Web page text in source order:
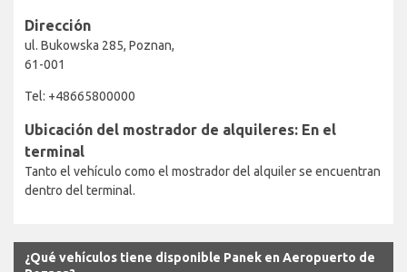
Dirección
ul. Bukowska 285, Poznan,
61-001
Tel: +48665800000
Ubicación del mostrador de alquileres: En el
terminal
Tanto el vehículo como el mostrador del alquiler se encuentran
dentro del terminal.
¿Qué vehículos tiene disponible Panek en Aeropuerto de